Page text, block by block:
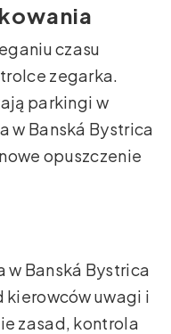
czasu
zegarka.
parkingi w
w Banská Bystrica
opuszczenie
w Banská Bystrica
kierowców uwagi i
zasad, kontrola